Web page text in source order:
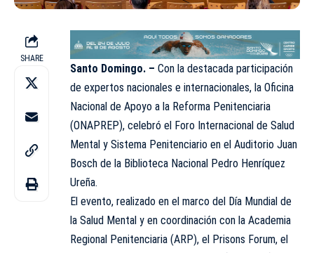
SHARE
Santo Domingo. – Con la destacada participación
de expertos nacionales e internacionales, la Oficina
Nacional de Apoyo a la Reforma Penitenciaria
(ONAPREP), celebró el Foro Internacional de Salud
Mental y Sistema Penitenciario en el Auditorio Juan
Bosch de la Biblioteca Nacional Pedro Henríquez
Ureña.
El evento, realizado en el marco del Día Mundial de
la Salud Mental y en coordinación con la Academia
Regional Penitenciaria (ARP), el Prisons Forum, el